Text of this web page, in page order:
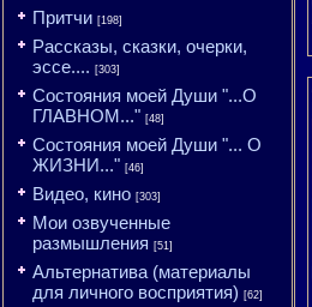
Притчи [198]
Рассказы, сказки, очерки,
эссе.... [303]
Состояния моей Души "...О
ГЛАВНОМ..." [48]
Состояния моей Души "... О
ЖИЗНИ..." [46]
Видео, кино [303]
Мои озвученные
размышления [51]
Альтернатива (материалы
для личного восприятия) [62]